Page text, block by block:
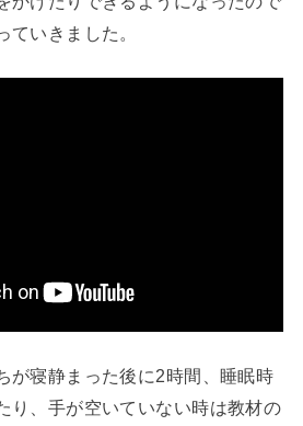
ていきました。
が寝静まった後に2時間、睡眠時
り、手が空いていない時は教材の